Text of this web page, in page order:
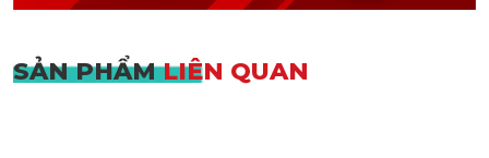
SẢN PHẨMLIÊN QUAN